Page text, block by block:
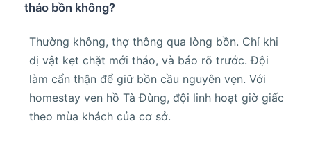
tháo bồn không?
Thường không, thợ thông qua lòng bồn. Chỉ khi
dị vật kẹt chặt mới tháo, và báo rõ trước. Đội
làm cẩn thận để giữ bồn cầu nguyên vẹn. Với
homestay ven hồ Tà Đùng, đội linh hoạt giờ giấc
theo mùa khách của cơ sở.